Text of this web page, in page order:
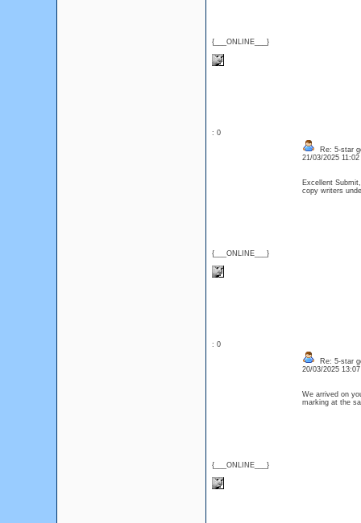
{___ONLINE___}
: 0
{___ONLINE___}
Re: 5-star
21/03/2025
Excellent
copy writers
: 0
{___ONLINE___}
Re: 5-star
20/03/2025
We arrived on
marking at the